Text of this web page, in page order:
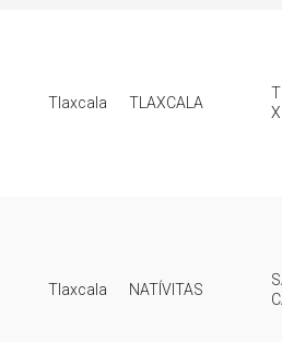
Tlaxcala TLAXCALA
Tlaxcala NATÍVITAS